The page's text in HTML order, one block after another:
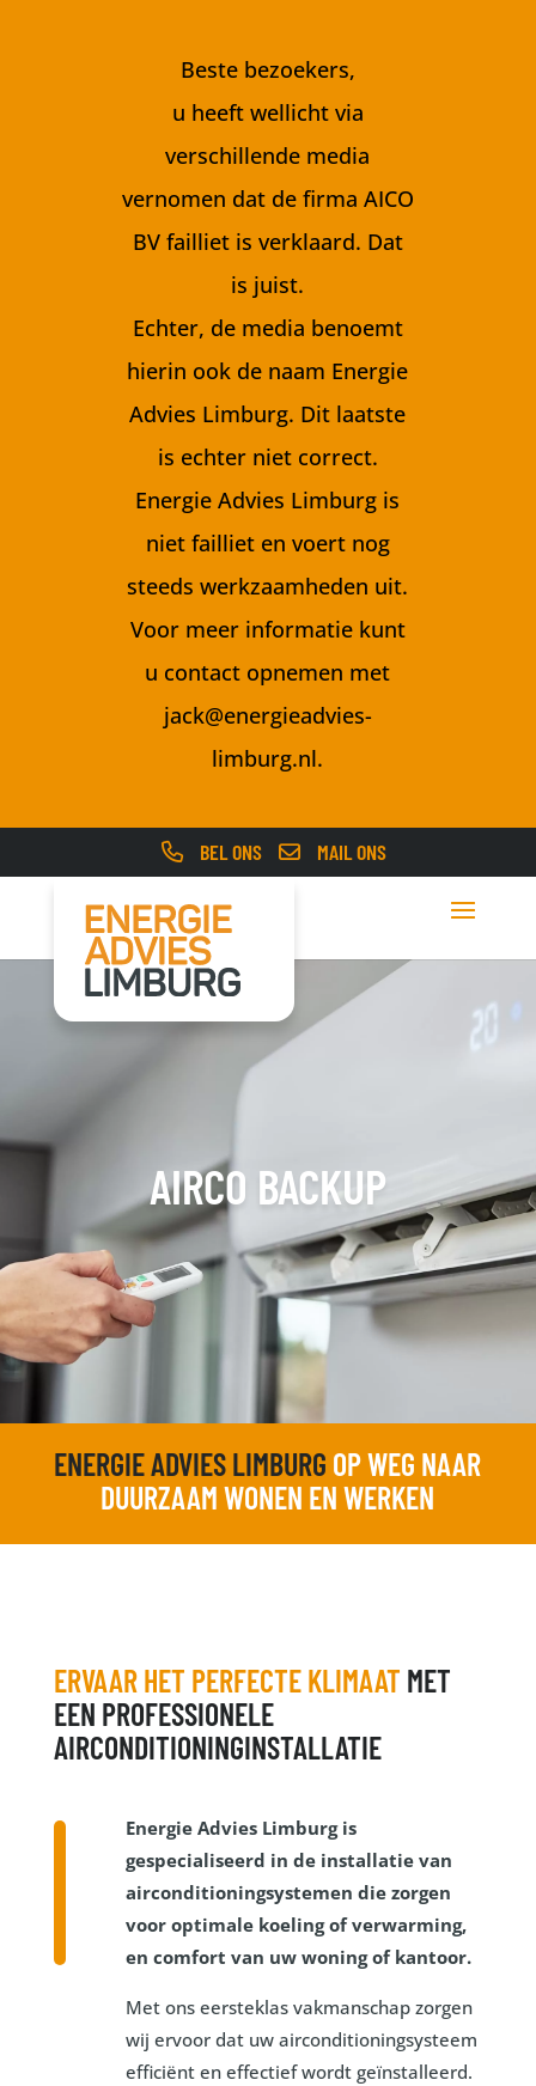
Beste bezoekers,
u heeft wellicht via
verschillende media
vernomen dat de firma AICO
BV failliet is verklaard. Dat
is juist.
Echter, de media benoemt
hierin ook de naam Energie
Advies Limburg. Dit laatste
is echter niet correct.
Energie Advies Limburg is
niet failliet en voert nog
steeds werkzaamheden uit.
Voor meer informatie kunt
u contact opnemen met
jack@energieadvies-
limburg.nl.
BEL ONS MAIL ONS
AIRCO BACKUP
ENERGIE ADVIES LIMBURG OP WEG NAAR
DUURZAAM WONEN EN WERKEN
ERVAAR HET PERFECTE KLIMAAT MET
EEN PROFESSIONELE
AIRCONDITIONINGINSTALLATIE
Energie Advies Limburg is
gespecialiseerd in de installatie van
airconditioningsystemen die zorgen
voor optimale koeling of verwarming,
en comfort van uw woning of kantoor.
Met ons eersteklas vakmanschap zorgen
wij ervoor dat uw airconditioningsysteem
efficiënt en effectief wordt geïnstalleerd.